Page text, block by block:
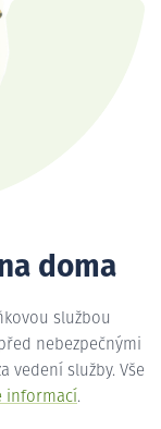
doma
službou
nebezpečnými
vedení služby. Vše
informací.